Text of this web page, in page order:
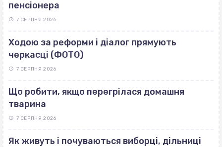
пенсіонера
7 СЕРПНЯ 2026
Ходою за реформи і діалог прямують
черкасці (ФОТО)
7 СЕРПНЯ 2026
Що робити, якщо перегрілася домашня
тварина
7 СЕРПНЯ 2026
Як живуть і почуваються виборці, дільниці